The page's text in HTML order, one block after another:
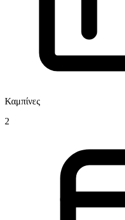
Καμπίνες
2